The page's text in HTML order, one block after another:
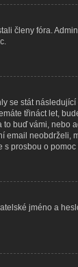
členy fóra.
stát
třináct let,
buď vámi, nebo
prosbou o
jméno a